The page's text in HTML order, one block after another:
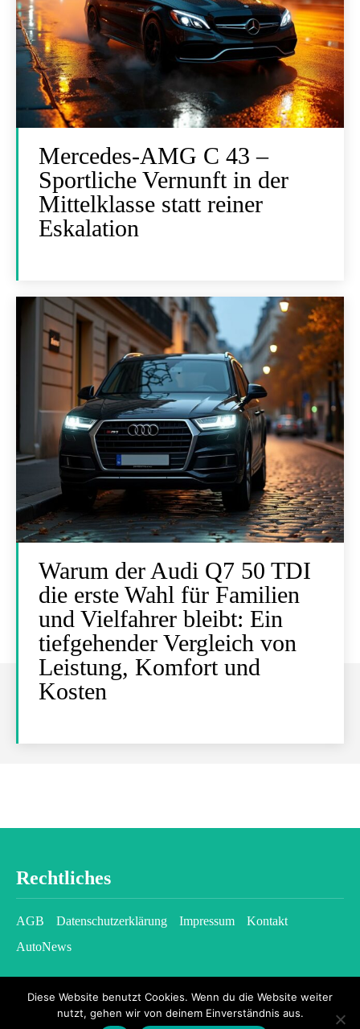
Mercedes-AMG C 43 –
Sportliche Vernunft in der
Mittelklasse statt reiner
Eskalation
Warum der Audi Q7 50 TDI
die erste Wahl für Familien
und Vielfahrer bleibt: Ein
tiefgehender Vergleich von
Leistung, Komfort und
Kosten
Rechtliches
AGB Datenschutzerklärung Impressum
Kontakt
AutoNews
Diese Website benutzt Cookies. Wenn du die Website weiter
nutzt, gehen wir von deinem Einverständnis aus.